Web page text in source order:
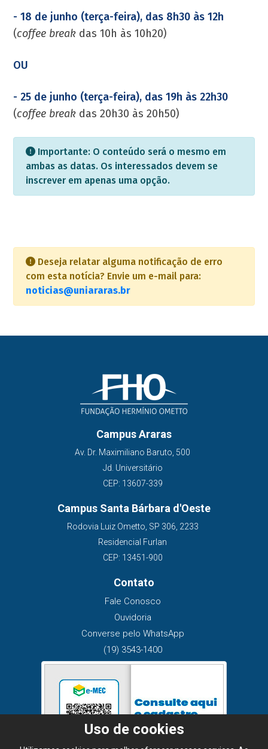
- 18 de junho (terça-feira), das 8h30 às 12h
(coffee break das 10h às 10h20)
OU
- 25 de junho (terça-feira), das 19h às 22h30
(coffee break das 20h30 às 20h50)
Importante: O conteúdo será o mesmo em
ambas as datas. Os interessados devem se
inscrever em apenas uma opção.
Deseja relatar alguma notificação de erro
com esta notícia? Envie um e-mail para:
noticias@uniararas.br
Campus Araras
Av. Dr. Maximiliano Baruto, 500
Jd. Universitário
CEP: 13607-339
Campus Santa Bárbara d'Oeste
Rodovia Luiz Ometto, SP 306, 2233
Residencial Furlan
CEP: 13451-900
Contato
Fale Conosco
Ouvidoria
Converse pelo WhatsApp
(19) 3543-1400
Uso de cookies